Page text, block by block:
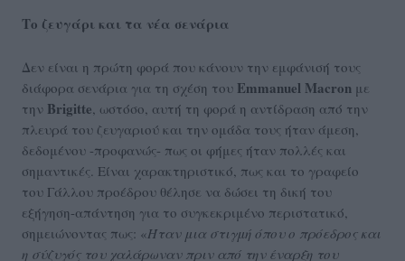
Το ζευγάρι και τα νέα σενάρια
Δεν είναι η πρώτη φορά που κάνουν την εμφάνισή τους
διάφορα σενάρια για τη σχέση του Emmanuel Macron με
την Brigitte, ωστόσο, αυτή τη φορά η αντίδραση από την
πλευρά του ζευγαριού και την ομάδα τους ήταν άμεση,
δεδομένου -προφανώς- πως οι φήμες ήταν πολλές και
σημαντικές. Είναι χαρακτηριστικό, πως και το γραφείο
του Γάλλου προέδρου θέλησε να δώσει τη δική του
εξήγηση-απάντηση για το συγκεκριμένο περιστατικό,
σημειώνοντας πως: «Ήταν μια στιγμή όπου ο πρόεδρος και
η σύζυγός του χαλάρωναν πριν από την έναρξη του